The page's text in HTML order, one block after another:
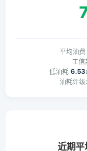
平均油费
工信
低油耗 6.53
油耗评级: